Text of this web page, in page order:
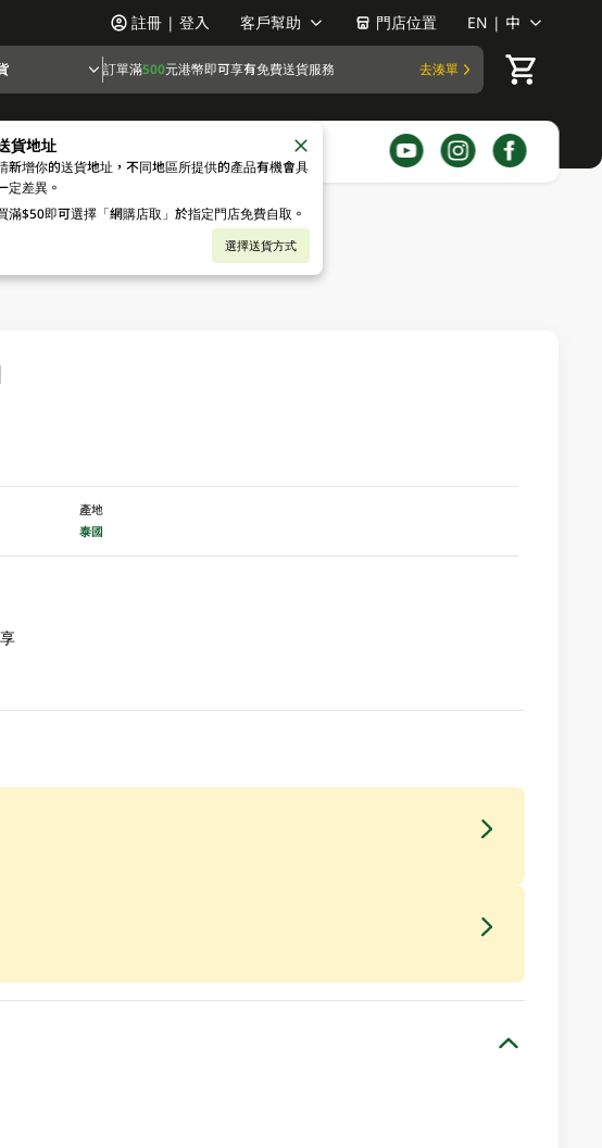
註冊 | 登入 客戶幫助 門店位置 EN | 中
訂單滿500元港幣即可享有免費送貨服務 去湊單
貨地址
新增你的送貨地址，不同地區所提供的產品有機會具
定差異。
滿$50即可選擇「網購店取」於指定門店免費自取。
選擇送貨方式
產地
泰國